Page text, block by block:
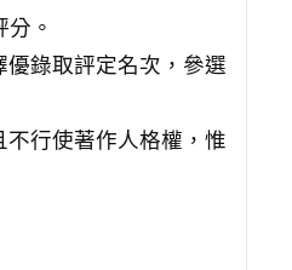
。
錄取評定名次，參選
行使著作人格權，惟